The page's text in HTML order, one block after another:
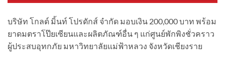
บริษัท โกลด์ มิ้นท์ โปรดักส์ จำกัด​ มอบเงิน 200,000 บาท​ พร้อม
ยาดมตราโป๊ยเซียน​และผลิตภัณฑ์อื่น​ ๆ แก่ศูนย์พักพิงชั่วคราว
ผู้ประสบอุทกภั​ย​ มหาวิทยาลัยแม่ฟ้าหลวง​ จังหวัดเชียงราย